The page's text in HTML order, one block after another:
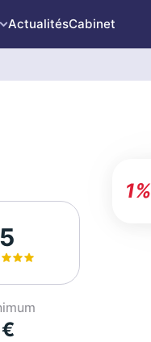
ActualitésCabinet
5
1%